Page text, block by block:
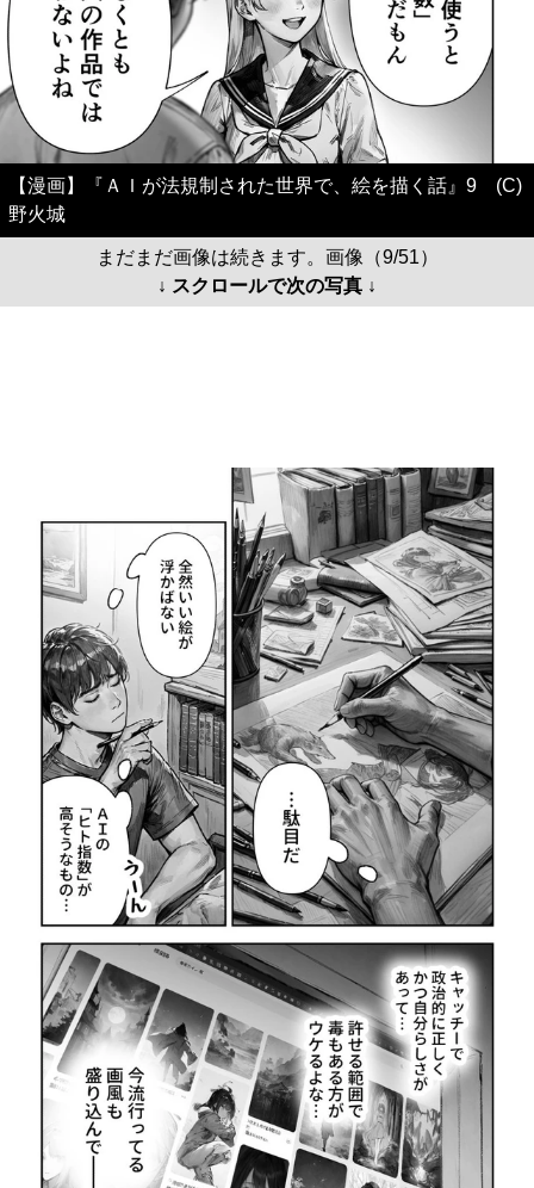
【漫画】『ＡＩが法規制された世界で、絵を描く話』9 (C)
野火城
まだまだ画像は続きます。画像（9/51）
↓ スクロールで次の写真 ↓